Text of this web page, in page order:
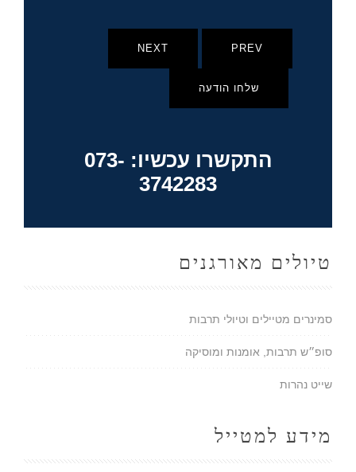
PREV
NEXT
שלחו הודעה
התקשרו עכשיו: 073-
3742283
טיולים מאורגנים
סמינרים מטיילים וטיולי תרבות
סופ״ש תרבות, אומנות ומוסיקה
שייט נהרות
מידע למטייל